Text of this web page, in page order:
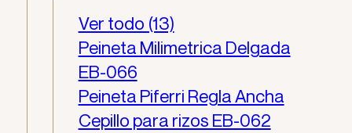
Ver todo (13)
Peineta Milimetrica Delgada
EB-066
Peineta Piferri Regla Ancha
Cepillo para rizos EB-062